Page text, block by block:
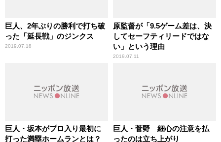
巨人、2年ぶりの勝利で打ち破
った「延長戦」のジンクス
2019.07.18
原監督が「9.5ゲーム差は、決
してセーフティリードではな
い」という理由
2019.07.11
巨人・坂本がプロ入り最初に
打った満塁ホームランとは？
巨人・菅野 細心の注意を払
ったのは立ち上がり